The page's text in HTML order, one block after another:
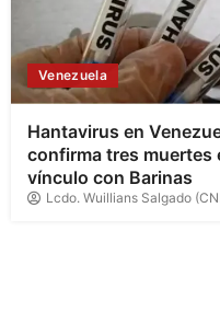
Venezuela
Hantavirus en
confirma tres muertes
vínculo con Barinas
Lcdo. Wuillians Salgado